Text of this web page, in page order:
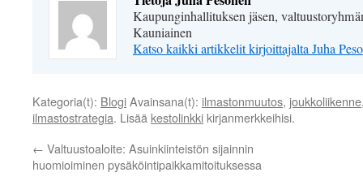
Kaupunginhallituksen jäsen,
Kauniainen
Katso kaikki artikkelit kirjoittajalta Juha
Kategoria(t): BlogiAvainsana(t): ilmastonmuutos, joukkoliikenne
ilmastostrategia. Lisää kestolinkki kirjanmerkkeihisi.
← Valtuustoaloite: Asuinkiinteistön sijainnin
huomioiminen pysäköintipaikkamitoituksessa